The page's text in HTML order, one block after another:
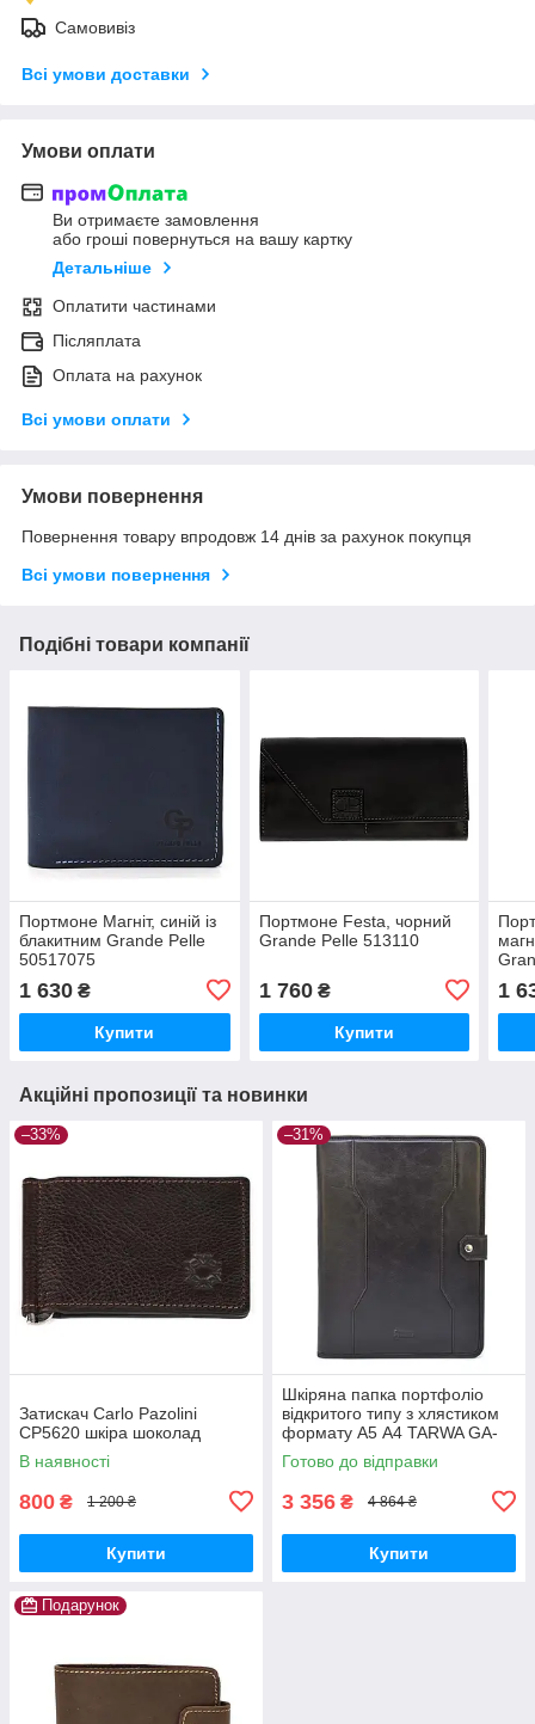
Самовивіз
Всі умови доставки
Умови оплати
Ви отримаєте замовлення
або гроші повернуться на вашу картку
Детальніше
Оплатити частинами
Післяплата
Оплата на рахунок
Всі умови оплати
Умови повернення
Повернення товару впродовж 14 днів за рахунок покупця
Всі умови повернення
Подібні товари компанії
Портмоне Магніт, синій із
блакитним Grande Pelle
50517075
1 630 ₴
Купити
Портмоне Festa, чорний
Grande Pelle 513110
1 760₴
Купити
1
Акційні пропозиції та новинки
–33%
Затискач Carlo Pazolini
CP5620 шкіра шоколад
В наявності
800 ₴ 1 200 ₴
Купити
–31%
Шкіряна папка портфоліо
відкритого типу з хлястиком
формату А5 А4 TARWA GA-
2141-4lx
Готово до відправки
3 356 ₴ 4 864 ₴
Купити
Подарунок